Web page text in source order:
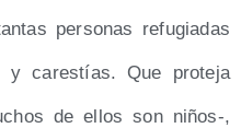
per­so­nas refu­gia­das
y cares­tías. Que pro­te­ja
de ellos son niños‑,